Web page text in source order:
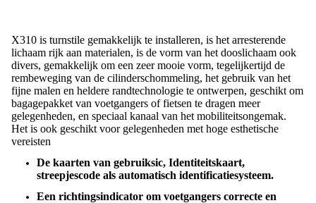
X310 is turnstile gemakkelijk te installeren, is het arresterende
lichaam rijk aan materialen, is de vorm van het dooslichaam ook
divers, gemakkelijk om een zeer mooie vorm, tegelijkertijd de
rembeweging van de cilinderschommeling, het gebruik van het
fijne malen en heldere randtechnologie te ontwerpen, geschikt om
bagagepakket van voetgangers of fietsen te dragen meer
gelegenheden, en speciaal kanaal van het mobiliteitsongemak.
Het is ook geschikt voor gelegenheden met hoge esthetische
vereisten
De kaarten van gebruiksic, Identiteitskaart,
streepjescode als automatisch identificatiesysteem.
Een richtingsindicator om voetgangers correcte en